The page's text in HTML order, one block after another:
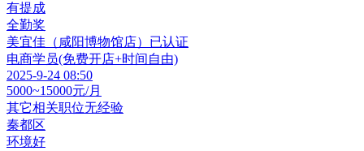
有提成
全勤奖
美宜佳（咸阳博物馆店） 已认证
电商学员(免费开店+时间自由)
2025-9-24 08:50
5000~15000元/月
其它相关职位无经验
秦都区
环境好